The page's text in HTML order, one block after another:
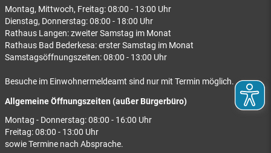
Montag, Mittwoch, Freitag: 08:00 - 13:00 Uhr
Dienstag, Donnerstag: 08:00 - 18:00 Uhr
Rathaus Langen: zweiter Samstag im Monat
Rathaus Bad Bederkesa: erster Samstag im Monat
Samstagsöffnungszeiten: 08:00 - 13:00 Uhr
Besuche im Einwohnermeldeamt sind nur mit Termin möglich.
Allgemeine Öffnungszeiten (außer Bürgerbüro)
Montag - Donnerstag: 08:00 - 16:00 Uhr
Freitag: 08:00 - 13:00 Uhr
sowie Termine nach Absprache.